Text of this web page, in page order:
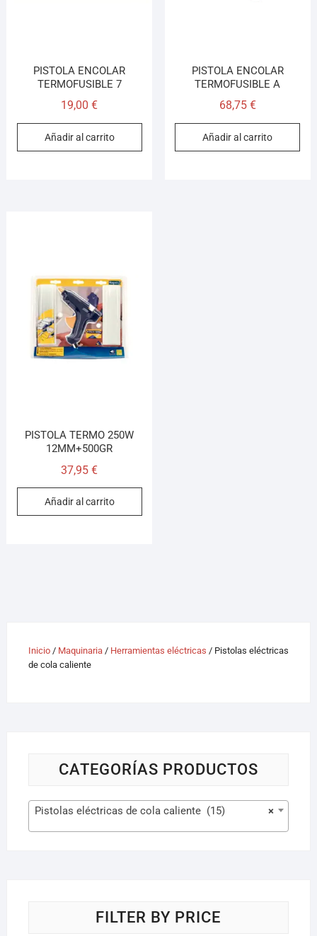
PISTOLA ENCOLAR
TERMOFUSIBLE 7
19,00€
Añadir al carrito
PISTOLA ENCOLAR
TERMOFUSIBLE A
68,75 €
Añadir al carrito
PISTOLA TERMO 250W
12MM+500GR
37,95€
Añadir al carrito
Inicio/ Maquinaria/ Herramientas eléctricas / Pistolas eléctricas
de cola caliente
CATEGORÍAS PRODUCTOS
×
Pistolas eléctricas de cola caliente (15)
FILTER BY PRICE